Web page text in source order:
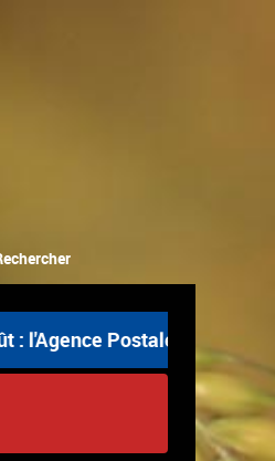
Postale Communale